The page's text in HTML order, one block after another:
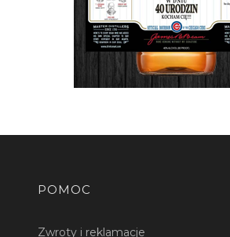
Linki w stopce
POMOC
Zwroty i reklamacje